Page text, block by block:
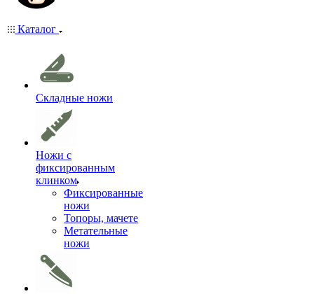
Каталог
Складные ножи
Ножи с
фиксированным
клинком
Фиксированные
ножи
Топоры, мачете
Метательные
ножи